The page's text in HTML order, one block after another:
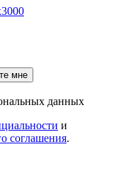
мне
данных
и
соглашения.